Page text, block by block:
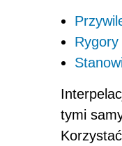
tymi